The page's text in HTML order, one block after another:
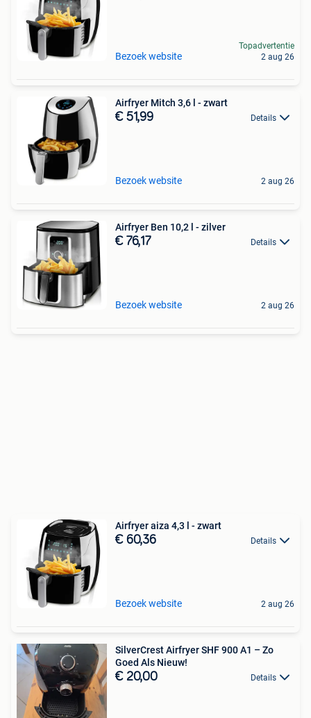
Bezoek website
Topadvertentie
2 aug 26
Airfryer Mitch 3,6 l - zwart
€ 51,99 Details
Bezoek website 2 aug 26
Airfryer Ben 10,2 l - zilver
€ 76,17 Details
Bezoek website 2 aug 26
Airfryer aiza 4,3 l - zwart
€ 60,36 Details
Bezoek website 2 aug 26
SilverCrest Airfryer SHF 900 A1 – Zo
Goed Als Nieuw!
€ 20,00 Details